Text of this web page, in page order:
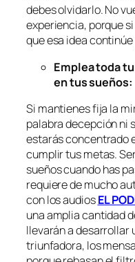
debes olvidarlo. No
experiencia, porque
que esa idea
Emplea toda
en tus sueños:
Si mantienes fija la
palabra decepción ni
estarás concentrado
cumplir tus metas.
sueños cuando has
requiere de mucho
con los audiosEL
una amplia cantidad
llevarán a desarrollar
triunfadora, los